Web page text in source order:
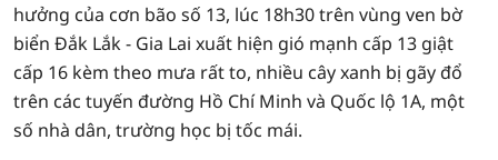
hưởng của cơn bão số 13, lúc 18h30 trên vùng ven bờ
biển Đắk Lắk - Gia Lai xuất hiện gió mạnh cấp 13 giật
cấp 16 kèm theo mưa rất to, nhiều cây xanh bị gãy đổ
trên các tuyến đường Hồ Chí Minh và Quốc lộ 1A, một
số nhà dân, trường học bị tốc mái.